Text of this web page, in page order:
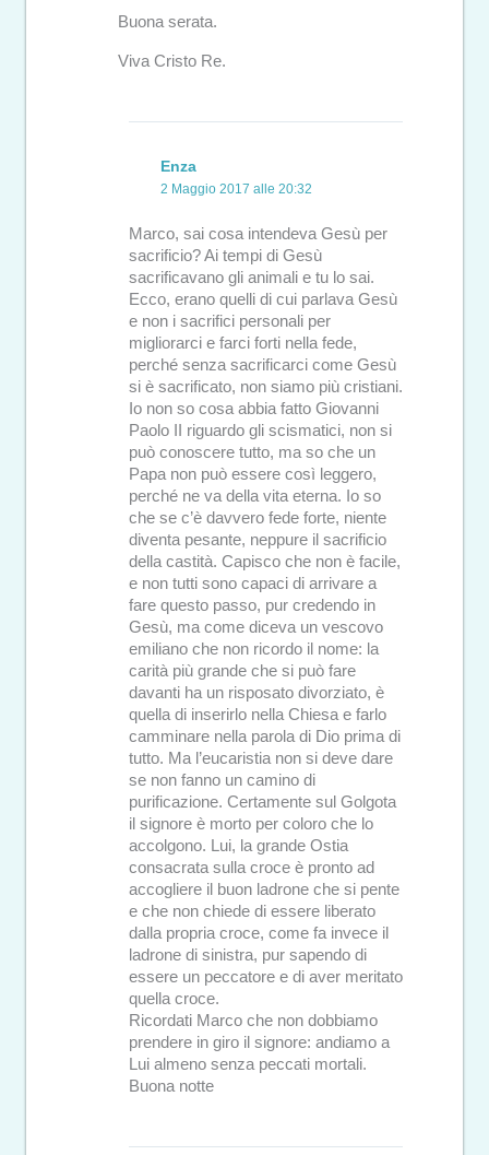
Buona serata.
Viva Cristo Re.
Enza
2 Maggio 2017 alle 20:32
Marco, sai cosa intendeva Gesù per
sacrificio? Ai tempi di Gesù
sacrificavano gli animali e tu lo sai.
Ecco, erano quelli di cui parlava Gesù
e non i sacrifici personali per
migliorarci e farci forti nella fede,
perché senza sacrificarci come Gesù
si è sacrificato, non siamo più cristiani.
Io non so cosa abbia fatto Giovanni
Paolo II riguardo gli scismatici, non si
può conoscere tutto, ma so che un
Papa non può essere così leggero,
perché ne va della vita eterna. Io so
che se c’è davvero fede forte, niente
diventa pesante, neppure il sacrificio
della castità. Capisco che non è facile,
e non tutti sono capaci di arrivare a
fare questo passo, pur credendo in
Gesù, ma come diceva un vescovo
emiliano che non ricordo il nome: la
carità più grande che si può fare
davanti ha un risposato divorziato, è
quella di inserirlo nella Chiesa e farlo
camminare nella parola di Dio prima di
tutto. Ma l’eucaristia non si deve dare
se non fanno un camino di
purificazione. Certamente sul Golgota
il signore è morto per coloro che lo
accolgono. Lui, la grande Ostia
consacrata sulla croce è pronto ad
accogliere il buon ladrone che si pente
e che non chiede di essere liberato
dalla propria croce, come fa invece il
ladrone di sinistra, pur sapendo di
essere un peccatore e di aver meritato
quella croce.
Ricordati Marco che non dobbiamo
prendere in giro il signore: andiamo a
Lui almeno senza peccati mortali.
Buona notte